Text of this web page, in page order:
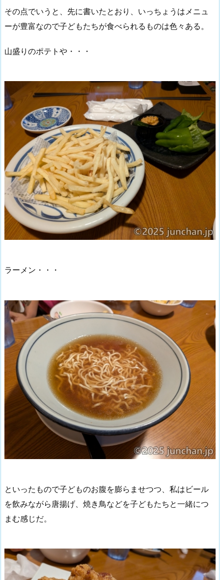
その点でいうと、先に書いたとおり、いっちょうはメニュ
ーが豊富なので子どもたちが食べられるものは色々ある。
山盛りのポテトや・・・
ラーメン・・・
といったもので子どものお腹を膨らませつつ、私はビール
を飲みながら唐揚げ、焼き鳥などを子どもたちと一緒につ
まむ感じだ。